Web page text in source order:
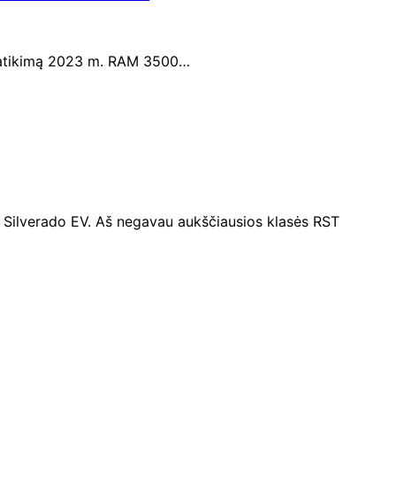
2023 m. RAM 3500…
EV. Aš negavau aukščiausios klasės RST